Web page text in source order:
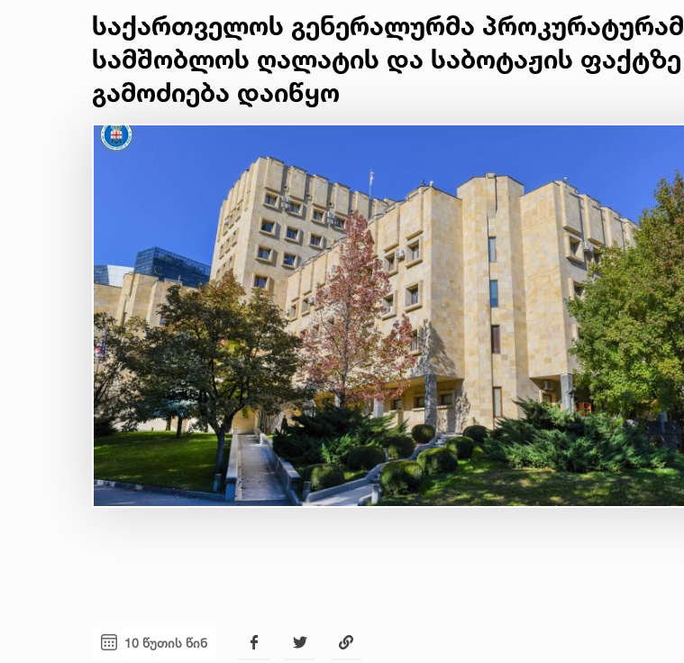
საქართველოს გენერალურმა პროკურატურამ
სამშობლოს ღალატის და საბოტაჟის ფაქტზე
გამოძიება დაიწყო
10 წუთის წინ